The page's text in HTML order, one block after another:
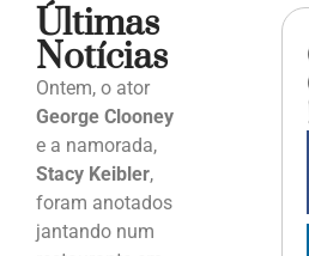
Últimas
Notícias
Ontem, o ator
George Clooney
e a namorada,
Stacy Keibler,
foram anotados
jantando num